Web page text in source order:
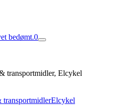
bedømt.0
transportmidler, Elcykel
Elcykel